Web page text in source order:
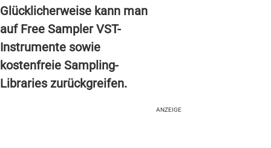
Glücklicherweise kann man
auf Free Sampler VST-
Instrumente sowie
kostenfreie Sampling-
Libraries zurückgreifen.
ANZEIGE